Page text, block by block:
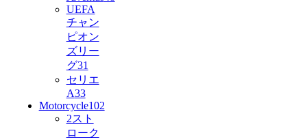
UEFA
チャン
ピオン
ズリー
グ31
セリエ
A33
Motorcycle102
2スト
ローク